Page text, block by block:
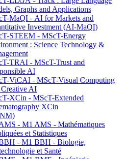
Graphs and Applications
MaQI - AI for Markets and
Investment (AI-MaQI)
STEEM - MScT-Energy
: Science Technology &
TRAI - MScT-Trust and
AI
ViCAI - MScT-Visual Computing
Creative AI
XCin - MScT-Extended
XCin
- M1 AMS - Mathématiques
et Statistiques
- M1 BBH - Biologie,
et Santé